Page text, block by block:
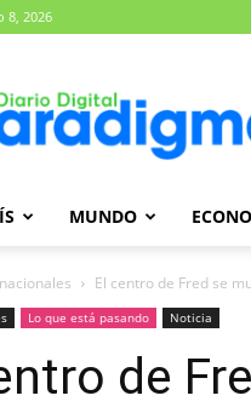
8, 2026
Paradigma
MUNDO
El centro de Fred se
Lo que está pasando Noticia
de